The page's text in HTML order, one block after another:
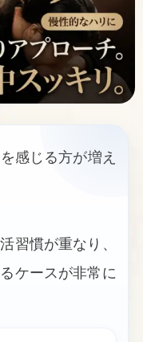
を感じる方が増え
習慣が重なり、
ケースが非常に